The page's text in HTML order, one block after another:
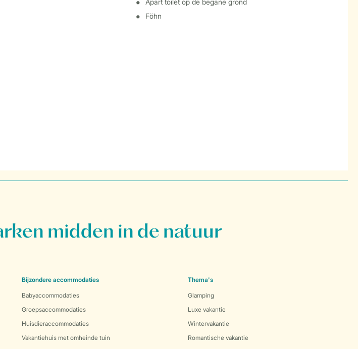
Apart toilet op de begane grond
Föhn
midden in de natuur
Bijzondere accommodaties
Babyaccommodaties
Groepsaccommodaties
Huisdieraccommodaties
Vakantiehuis met omheinde tuin
Thema's
Glamping
Luxe vakantie
Wintervakantie
Romantische vakantie